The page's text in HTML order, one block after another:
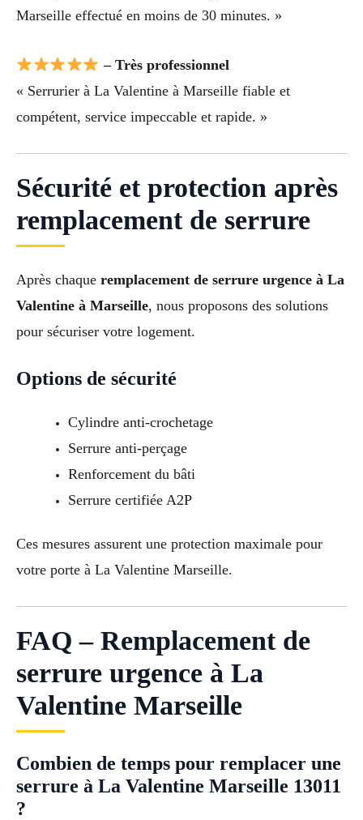
Marseille effectué en moins de 30 minutes. »
– Très professionnel
« Serrurier à La Valentine à Marseille fiable et
compétent, service impeccable et rapide. »
Sécurité et protection après
remplacement de serrure
Après chaque remplacement de serrure urgence à La
Valentine à Marseille, nous proposons des solutions
pour sécuriser votre logement.
Options de sécurité
Cylindre anti-crochetage
Serrure anti-perçage
Renforcement du bâti
Serrure certifiée A2P
Ces mesures assurent une protection maximale pour
votre porte à La Valentine Marseille.
FAQ – Remplacement de
serrure urgence à La
Valentine Marseille
Combien de temps pour remplacer une
serrure à La Valentine Marseille 13011
?